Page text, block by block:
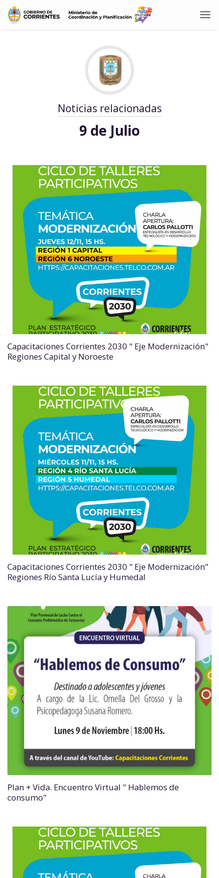
Noticias relacionadas
9 de Julio
Capacitaciones Corrientes 2030 " Eje Modernización"
Regiones Capital y Noroeste
Capacitaciones Corrientes 2030 " Eje Modernización"
Regiones Río Santa Lucía y Humedal
Plan + Vida. Encuentro Virtual " Hablemos de
consumo"